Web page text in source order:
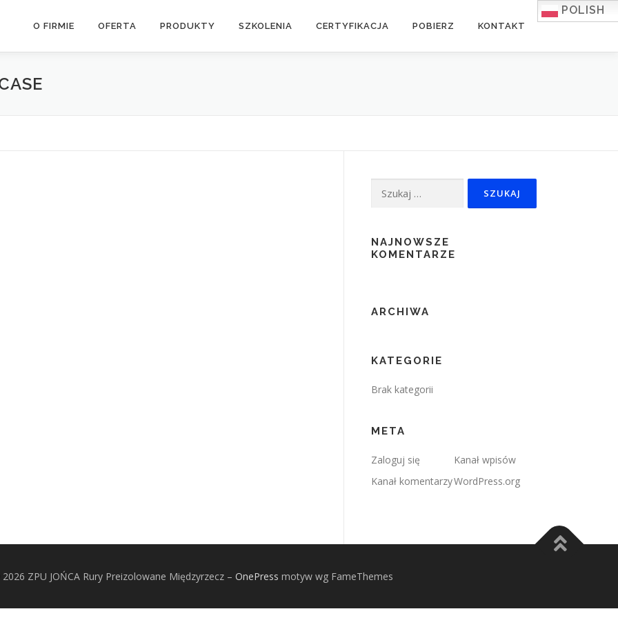
O FIRMIE OFERTA PRODUKTY SZKOLENIA CERTYFIKACJA POBIERZ KONTAKT
POLISH
NAJNOWSZE
KOMENTARZE
ARCHIWA
KATEGORIE
Brak kategorii
META
Zaloguj się
Kanał wpisów
Kanał komentarzyWordPress.org
ZPU JOŃCA Rury Preizolowane Międzyrzecz – OnePress motyw wg FameThemes